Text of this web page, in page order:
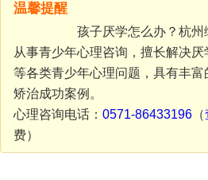
温馨提醒
孩子厌学怎么办？杭州绿
从事青少年心理咨询，擅长解决
等各类青少年心理问题，具有丰
矫治成功案例。
心理咨询电话： 0571-86433196（
费）